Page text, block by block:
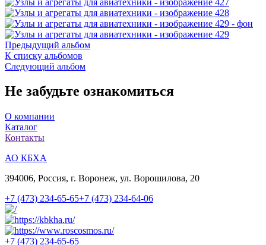
Предыдущий альбом
К списку альбомов
Следующий альбом
Не забудьте ознакомиться
О компании
Каталог
Контакты
АО КБХА
394006, Россия, г. Воронеж, ул. Ворошилова, 20
+7 (473) 234-65-65+7 (473) 234-64-06
+7 (473) 234-65-65